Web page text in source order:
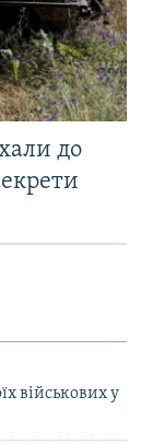
до
військових у